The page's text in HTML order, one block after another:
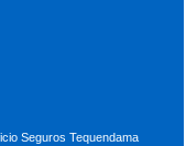
Seguros Tequendama